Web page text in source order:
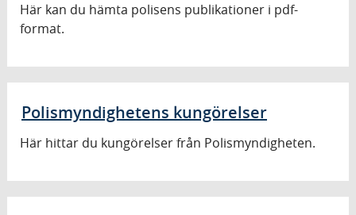
Här kan du hämta polisens publikationer i pdf-
format.
Polismyndighetens kungörelser
Här hittar du kungörelser från Polismyndigheten.